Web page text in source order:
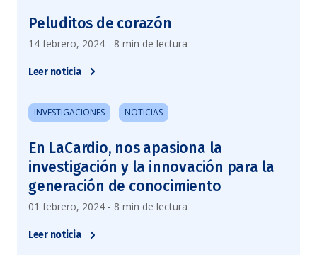
Peluditos de corazón
14 febrero, 2024 - 8 min de lectura
Leer noticia
INVESTIGACIONES NOTICIAS
En LaCardio, nos apasiona la
investigación y la innovación para la
generación de conocimiento
01 febrero, 2024 - 8 min de lectura
Leer noticia